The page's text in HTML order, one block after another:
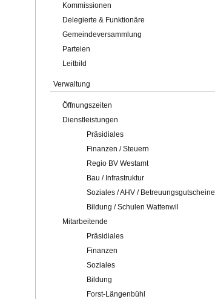
Kommissionen
Delegierte & Funktionäre
Gemeindeversammlung
Parteien
Leitbild
Verwaltung
Öffnungszeiten
Dienstleistungen
Präsidiales
Finanzen / Steuern
Regio BV Westamt
Bau / Infrastruktur
Soziales / AHV / Betreuungsgutscheine
Bildung / Schulen Wattenwil
Mitarbeitende
Präsidiales
Finanzen
Soziales
Bildung
Forst-Längenbühl